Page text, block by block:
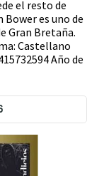
el resto de
es uno de
Gran Bretaña.
Castellano
Año de